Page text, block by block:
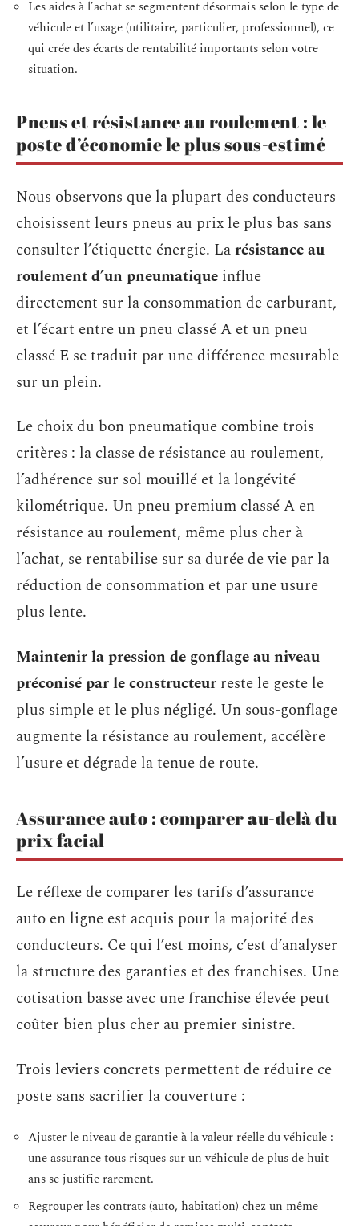
Les aides à l’achat se segmentent désormais selon le type de
véhicule et l’usage (utilitaire, particulier, professionnel), ce
qui crée des écarts de rentabilité importants selon votre
situation.
Pneus et résistance au roulement : le
poste d’économie le plus sous-estimé
Nous observons que la plupart des conducteurs
choisissent leurs pneus au prix le plus bas sans
consulter l’étiquette énergie. Larésistance au
roulement d’un pneumatique influe
directement sur la consommation de carburant,
et l’écart entre un pneu classé A et un pneu
classé E se traduit par une différence mesurable
sur un plein.
Le choix du bon pneumatique combine trois
critères : la classe de résistance au roulement,
l’adhérence sur sol mouillé et la longévité
kilométrique. Un pneu premium classé A en
résistance au roulement, même plus cher à
l’achat, se rentabilise sur sa durée de vie par la
réduction de consommation et par une usure
plus lente.
Maintenir la pression de gonflage au niveau
préconisé par le constructeur reste le geste le
plus simple et le plus négligé. Un sous-gonflage
augmente la résistance au roulement, accélère
l’usure et dégrade la tenue de route.
Assurance auto : comparer au-delà du
prix facial
Le réflexe de comparer les tarifs d’assurance
auto en ligne est acquis pour la majorité des
conducteurs. Ce qui l’est moins, c’est d’analyser
la structure des garanties et des franchises. Une
cotisation basse avec une franchise élevée peut
coûter bien plus cher au premier sinistre.
Trois leviers concrets permettent de réduire ce
poste sans sacrifier la couverture :
Ajuster le niveau de garantie à la valeur réelle du véhicule :
une assurance tous risques sur un véhicule de plus de huit
ans se justifie rarement.
Regrouper les contrats (auto, habitation) chez un même